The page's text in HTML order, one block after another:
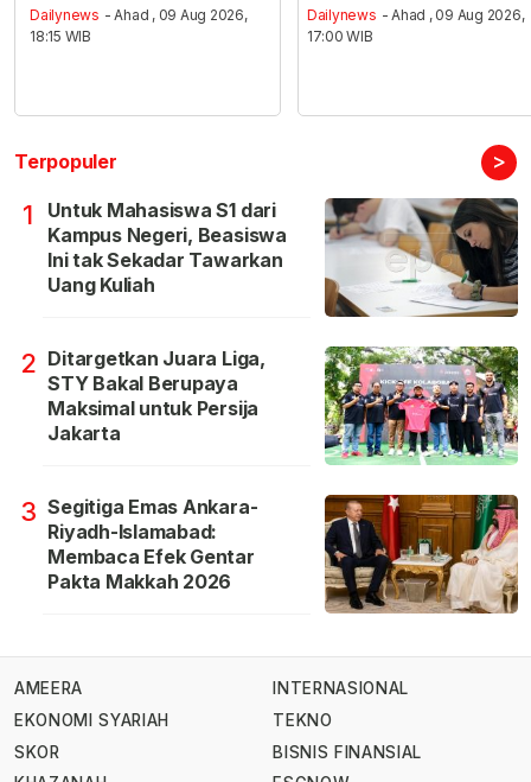
Dailynews - Ahad , 09 Aug 2026,
18:15 WIB
Dailynews - Ahad , 09 Aug 2026,
17:00 WIB
Terpopuler >
1
Untuk Mahasiswa S1 dari
Kampus Negeri, Beasiswa
Ini tak Sekadar Tawarkan
Uang Kuliah
2 Ditargetkan Juara Liga,
STY Bakal Berupaya
Maksimal untuk Persija
Jakarta
3 Segitiga Emas Ankara-
Riyadh-Islamabad:
Membaca Efek Gentar
Pakta Makkah 2026
AMEERA
EKONOMI SYARIAH
SKOR
INTERNASIONAL
TEKNO
BISNIS FINANSIAL